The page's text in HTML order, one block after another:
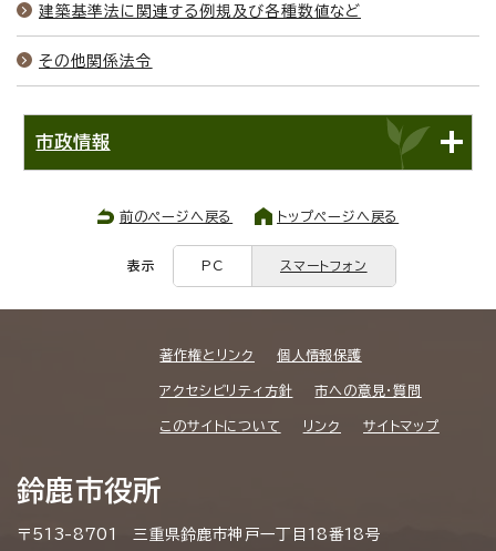
建築基準法に関連する例規及び各種数値など
その他関係法令
市政情報
前のページへ戻る トップページへ戻る
表示 PC スマートフォン
著作権とリンク 個人情報保護
アクセシビリティ方針 市への意見・質問
このサイトについて リンク サイトマップ
鈴鹿市役所
〒513-8701 三重県鈴鹿市神戸一丁目18番18号